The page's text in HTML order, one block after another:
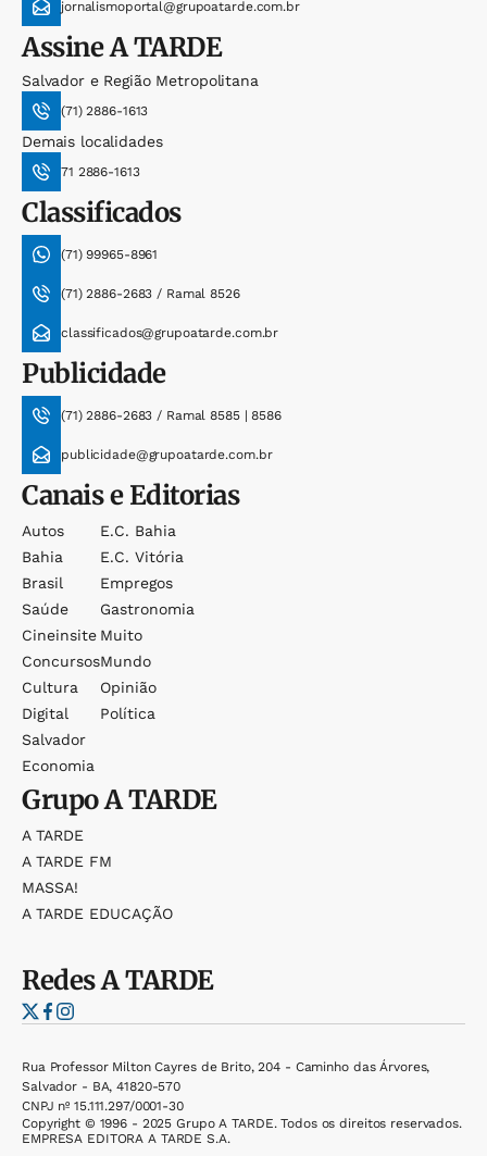
jornalismoportal@grupoatarde.com.br
AssineA TARDE
Salvador e Região Metropolitana
(71) 2886-1613
Demais localidades
71 2886-1613
Classificados
(71) 99965-8961
(71) 2886-2683 / Ramal 8526
classificados@grupoatarde.com.br
Publicidade
(71) 2886-2683 / Ramal 8585 | 8586
publicidade@grupoatarde.com.br
Canais e Editorias
Autos
Bahia
Brasil
Saúde
Cineinsite
Concursos
Cultura
Digital
Salvador
Economia
E.c. Bahia
E.c. Vitória
Empregos
Gastronomia
Muito
Mundo
Opinião
Política
GrupoA TARDE
A TARDE
A TARDE FM
MASSA!
A TARDE EDUCAÇÃO
RedesA TARDE
Rua Professor Milton Cayres de Brito, 204 - Caminho das Árvores,
Salvador - BA, 41820-570
CNPJ nº 15.111.297/0001-30
Copyright © 1996 - 2025 Grupo A TARDE. Todos os direitos reservados.
EMPRESA EDITORA A TARDE S.A.